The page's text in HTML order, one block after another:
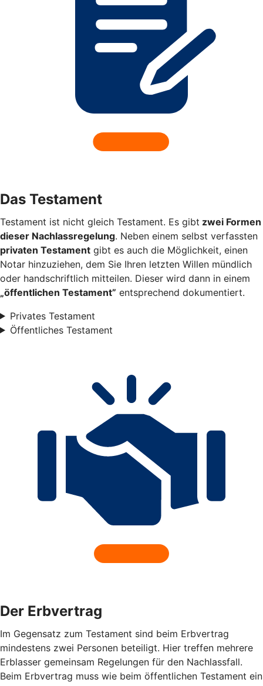
Das Testament
Testament ist nicht gleich Testament. Es gibt zwei Formen
dieser Nachlassregelung. Neben einem selbst verfassten
privaten Testament gibt es auch die Möglichkeit, einen
Notar hinzuziehen, dem Sie Ihren letzten Willen mündlich
oder handschriftlich mitteilen. Dieser wird dann in einem
„öffentlichen Testament” entsprechend dokumentiert.
Privates Testament
Öffentliches Testament
Der Erbvertrag
Im Gegensatz zum Testament sind beim Erbvertrag
mindestens zwei Personen beteiligt. Hier treffen mehrere
Erblasser gemeinsam Regelungen für den Nachlassfall.
Beim Erbvertrag muss wie beim öffentlichen Testament ein